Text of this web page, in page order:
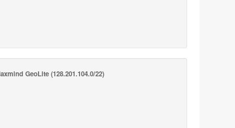
GeoLite(128.201.104.0/22)